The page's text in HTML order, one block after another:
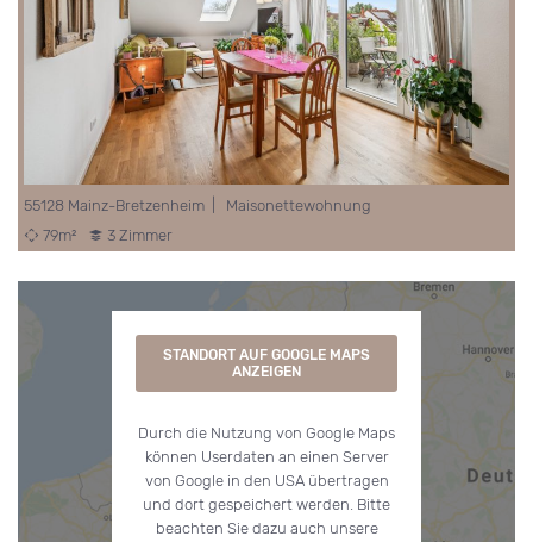
55128 Mainz-Bretzenheim | Maisonettewohnung
79m²
3 Zimmer
STANDORT AUF GOOGLE MAPS
ANZEIGEN
Durch die Nutzung von Google Maps
können Userdaten an einen Server
von Google in den USA übertragen
und dort gespeichert werden. Bitte
beachten Sie dazu auch unsere